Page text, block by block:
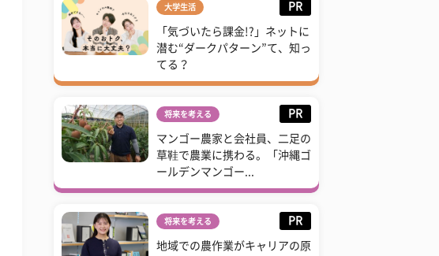
大学生活 PR
「気づいたら課金!?」ネットに
潜む“ダークパターン”て、知っ
てる？
将来を考える PR
マンゴー農家と会社員、二足の
草鞋で農業に携わる。「沖縄ゴ
ールデンマンゴー...
将来を考える PR
地域での農作業がキャリアの原